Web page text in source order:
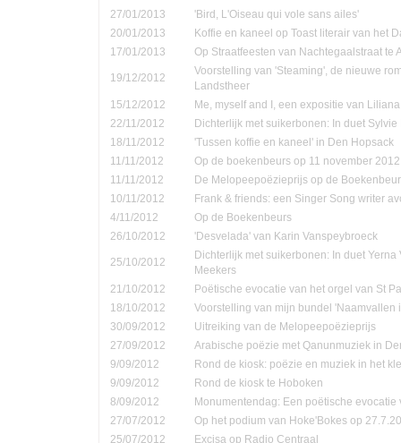
27/01/2013
'Bird, L'Oiseau qui vole sans ailes'
20/01/2013
Koffie en kaneel op Toast literair van het
17/01/2013
Op Straatfeesten van Nachtegaalstraat te
19/12/2012
Voorstelling van 'Steaming', de nieuwe
Landstheer
15/12/2012
Me, myself and I, een expositie van
22/11/2012
Dichterlijk met suikerbonen: In duet
18/11/2012
'Tussen koffie en kaneel' in Den Hopsack
11/11/2012
Op de boekenbeurs op 11 november 2012
11/11/2012
De Melopeepoëzieprijs op de
10/11/2012
Frank & friends: een Singer Song writer
4/11/2012
Op de Boekenbeurs
26/10/2012
'Desvelada' van Karin Vanspeybroeck
25/10/2012
Dichterlijk met suikerbonen: In duet
Meekers
21/10/2012
Poëtische evocatie van het orgel van St
18/10/2012
Voorstelling van mijn bundel 'Naamvallen
30/09/2012
Uitreiking van de Melopeepoëzieprijs
27/09/2012
Arabische poëzie met Qanunmuziek in
9/09/2012
Rond de kiosk: poëzie en muziek in het
9/09/2012
Rond de kiosk te Hoboken
8/09/2012
Monumentendag: Een poëtische evocatie
27/07/2012
Op het podium van Hoke'Bokes op
25/07/2012
Excisa op Radio Centraal